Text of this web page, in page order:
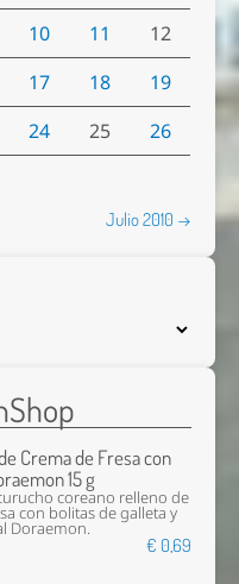
10 11
12
17 18
19
24 25
26
Julio 2010 →
Crema de Fresa con
15 g
coreano relleno de
con bolitas de galleta y
Doraemon.
€ 0,69